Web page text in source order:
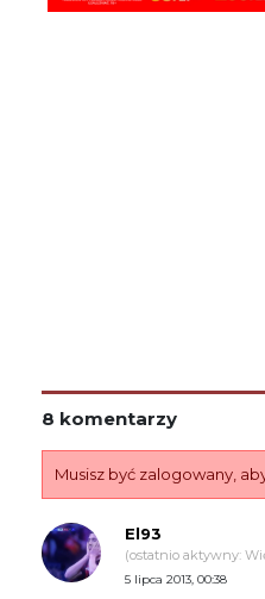
8 komentarzy
Musisz być zalogowany,
El93
(ostatnio aktywny:
5 lipca 2013, 00:38